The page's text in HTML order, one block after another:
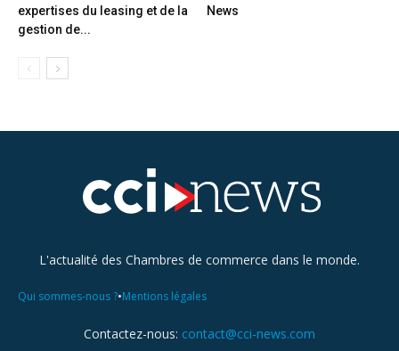
expertises du leasing et de la
gestion de...
News
L'actualité des Chambres de commerce dans le monde.
Qui sommes-nous ?•Mentions légales
Contactez-nous: contact@cci-news.com